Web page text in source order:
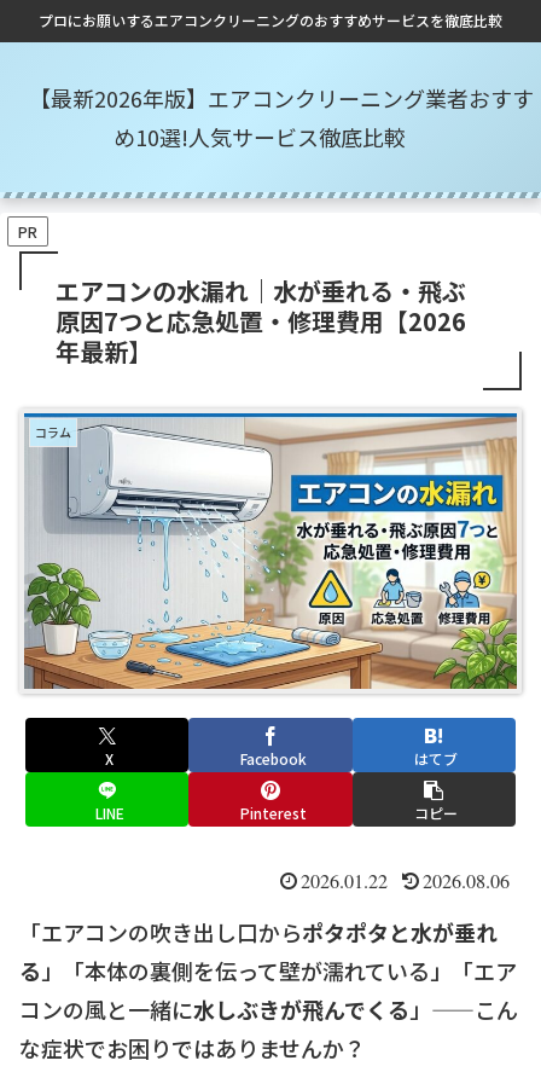
プロにお願いするエアコンクリーニングのおすすめサービスを徹底比較
【最新2026年版】エアコンクリーニング業者おすす
め10選!人気サービス徹底比較
PR
エアコンの水漏れ｜水が垂れる・飛ぶ
原因7つと応急処置・修理費用【2026
年最新】
コラム
X Facebook はてブ
LINE Pinterest コピー
2026.01.22 2026.08.06
「エアコンの吹き出し口からポタポタと水が垂れ
る 」「本体の裏側を伝って壁が濡れている」「エア
コンの風と一緒に水しぶきが飛んでくる 」——こん
な症状でお困りではありませんか？